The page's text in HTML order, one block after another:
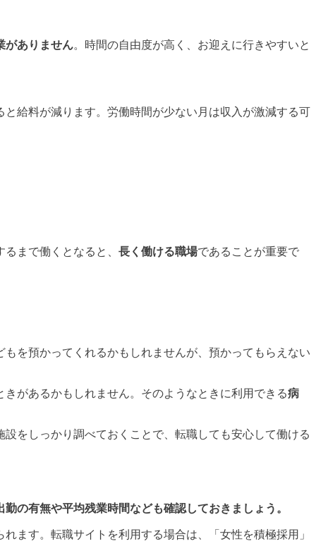
がありません。時間の自由度が高く、お迎えに行きやすいと
と給料が減ります。労働時間が少ない月は収入が激減する可
まで働くとなると、 長く働ける職場であることが重要で
を預かってくれるかもしれませんが、預かってもらえない
があるかもしれません。そのようなときに利用できる病
をしっかり調べておくことで、転職しても安心して働ける
勤の有無や平均残業時間なども確認しておきましょう。
ます。転職サイトを利用する場合は、「女性を積極採用」